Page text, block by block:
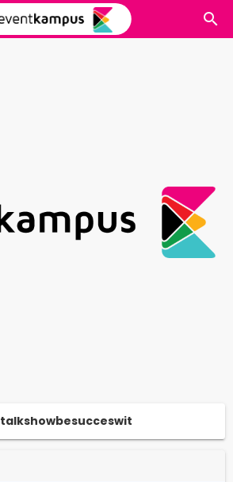
talkshowbesucceswit